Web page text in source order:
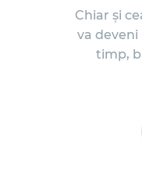
Chiar și
va
timp,